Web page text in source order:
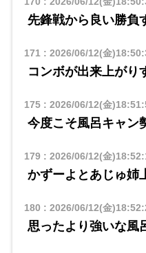
先鋒戦から良い勝負
171: 2026/06/12(金
コンボが出来上がり
175: 2026/06/12(金
今度こそ風呂キャン
179: 2026/06/12(金
かずーよとあじゅ姉
180 : 2026/06/12(金
思ったより強いな風